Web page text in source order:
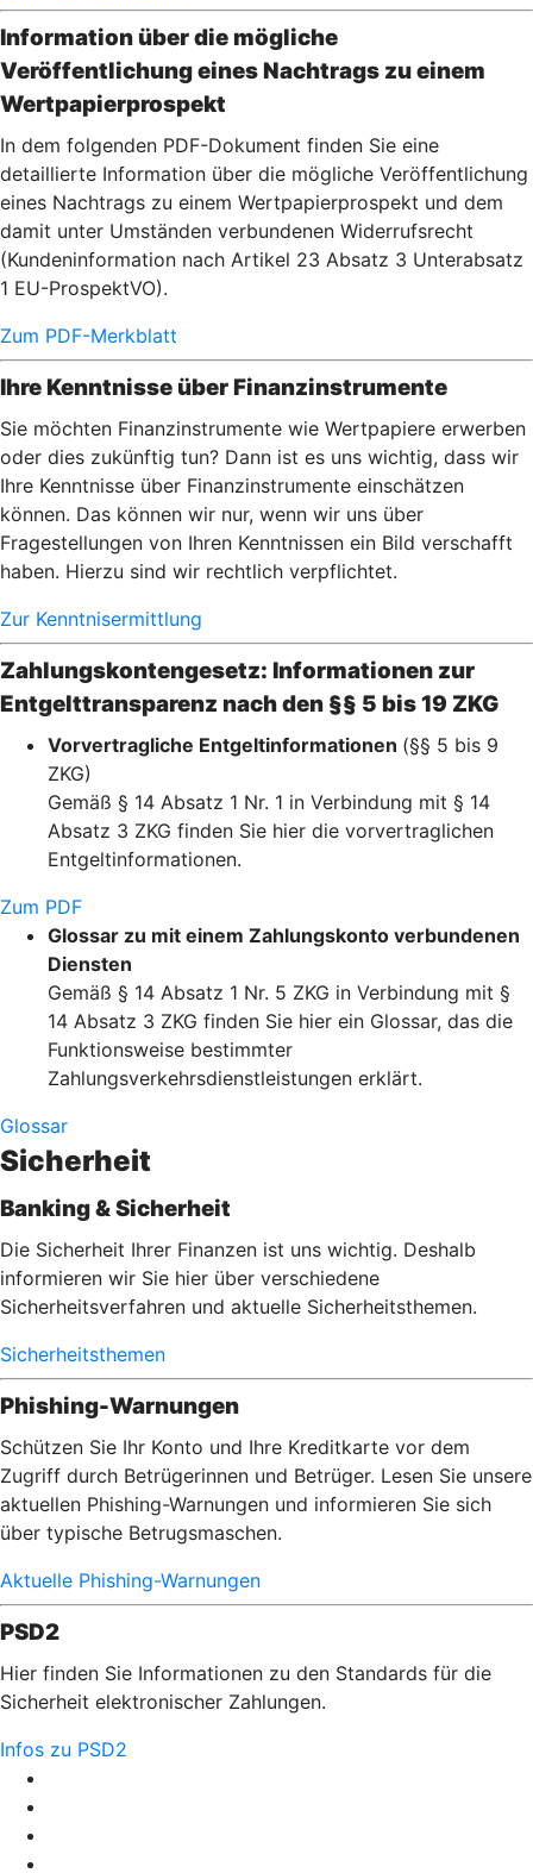
Information über die mögliche
Veröffentlichung eines Nachtrags zu einem
Wertpapierprospekt
In dem folgenden PDF-Dokument finden Sie eine
detaillierte Information über die mögliche Veröffentlichung
eines Nachtrags zu einem Wertpapierprospekt und dem
damit unter Umständen verbundenen Widerrufsrecht
(Kundeninformation nach Artikel 23 Absatz 3 Unterabsatz
1 EU-ProspektVO).
Zum PDF-Merkblatt
Ihre Kenntnisse über Finanzinstrumente
Sie möchten Finanzinstrumente wie Wertpapiere erwerben
oder dies zukünftig tun? Dann ist es uns wichtig, dass wir
Ihre Kenntnisse über Finanzinstrumente einschätzen
können. Das können wir nur, wenn wir uns über
Fragestellungen von Ihren Kenntnissen ein Bild verschafft
haben. Hierzu sind wir rechtlich verpflichtet.
Zur Kenntnisermittlung
Zahlungskontengesetz: Informationen zur
Entgelttransparenz nach den §§ 5 bis 19 ZKG
Vorvertragliche Entgeltinformationen (§§ 5 bis 9
ZKG)
Gemäß § 14 Absatz 1 Nr. 1 in Verbindung mit § 14
Absatz 3 ZKG finden Sie hier die vorvertraglichen
Entgeltinformationen.
Zum PDF
Glossar zu mit einem Zahlungskonto verbundenen
Diensten
Gemäß § 14 Absatz 1 Nr. 5 ZKG in Verbindung mit §
14 Absatz 3 ZKG finden Sie hier ein Glossar, das die
Funktionsweise bestimmter
Zahlungsverkehrsdienstleistungen erklärt.
Glossar
Sicherheit
Banking & Sicherheit
Die Sicherheit Ihrer Finanzen ist uns wichtig. Deshalb
informieren wir Sie hier über verschiedene
Sicherheitsverfahren und aktuelle Sicherheitsthemen.
Sicherheitsthemen
Phishing-Warnungen
Schützen Sie Ihr Konto und Ihre Kreditkarte vor dem
Zugriff durch Betrügerinnen und Betrüger. Lesen Sie unsere
aktuellen Phishing-Warnungen und informieren Sie sich
über typische Betrugsmaschen.
Aktuelle Phishing-Warnungen
PSD2
Hier finden Sie Informationen zu den Standards für die
Sicherheit elektronischer Zahlungen.
Infos zu PSD2